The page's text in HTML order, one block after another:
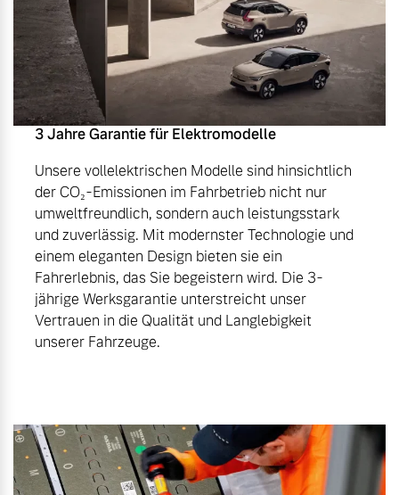
3 Jahre Garantie für Elektromodelle
Unsere vollelektrischen Modelle sind hinsichtlich
der CO₂-Emissionen im Fahrbetrieb nicht nur
umweltfreundlich, sondern auch leistungsstark
und zuverlässig. Mit modernster Technologie und
einem eleganten Design bieten sie ein
Fahrerlebnis, das Sie begeistern wird. Die 3-
jährige Werksgarantie unterstreicht unser
Vertrauen in die Qualität und Langlebigkeit
unserer Fahrzeuge.